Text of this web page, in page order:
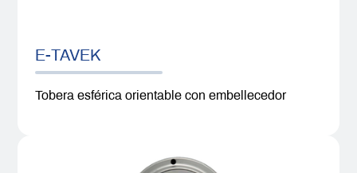
E-TAVEK
Tobera esférica orientable con embellecedor